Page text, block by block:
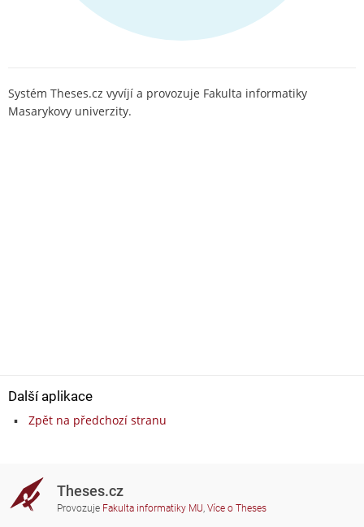
Systém Theses.cz vyvíjí a provozuje Fakulta informatiky
Masarykovy univerzity.
Další aplikace
Zpět na předchozí stranu
Theses.cz
Provozuje Fakulta informatiky MU, Více o Theses